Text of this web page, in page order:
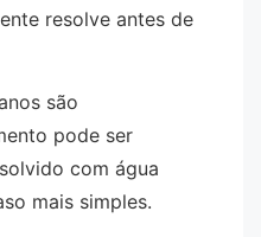
resolve antes de
são
pode ser
com água
mais simples.